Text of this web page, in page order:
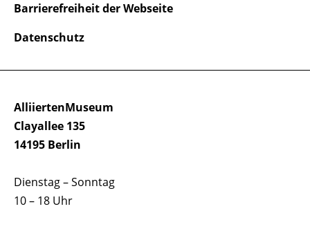
AlliiertenMuseum
Clayallee 135
14195 Berlin
Dienstag – Sonntag
10 – 18 Uhr
Barrierefreiheit der Webseite
Datenschutz